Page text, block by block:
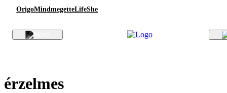
OrigoMindmegetteLifeShe
érzelmes